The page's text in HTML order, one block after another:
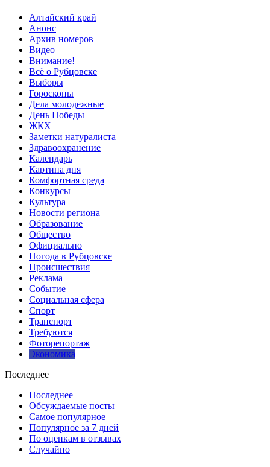
Алтайский край
Анонс
Архив номеров
Видео
Внимание!
Всё о Рубцовске
Выборы
Гороскопы
Дела молодежные
День Победы
ЖКХ
Заметки натуралиста
Здравоохранение
Календарь
Картина дня
Комфортная среда
Конкурсы
Культура
Новости региона
Образование
Общество
Официально
Погода в Рубцовске
Происшествия
Реклама
Событие
Социальная сфера
Спорт
Транспорт
Требуются
Фоторепортаж
Экономика
Последнее
Последнее
Обсуждаемые посты
Самое популярное
Популярное за 7 дней
По оценкам в отзывах
Случайно